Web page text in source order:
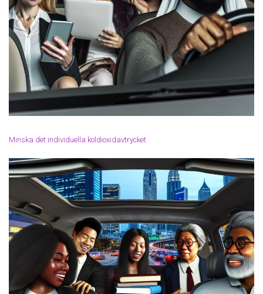
Minska det individuella koldioxidavtrycket